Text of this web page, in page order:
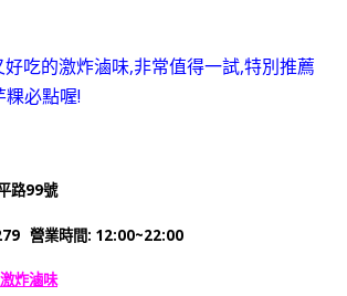
吃的激炸滷味,非常值得一試,特別推薦
粿必點喔!
路99號
營業時間: 12:00~22:00
炸滷味